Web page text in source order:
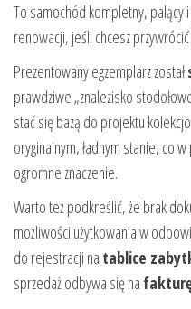
To samochód kompletny, palący
renowacji, jeśli chcesz
Prezentowany egzemplarz został
prawdziwe „znalezisko
stać się bazą do projektu
oryginalnym, ładnym stanie, co
ogromne znaczenie.
Warto też podkreślić, że brak
możliwości użytkowania w
do rejestracji na tablice
sprzedaż odbywa się na